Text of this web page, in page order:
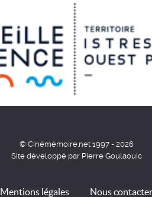
© Cinémémoire.net 1997 - 2026
Site développé par Pierre Goulaouic
Mentions légales Nous contacter